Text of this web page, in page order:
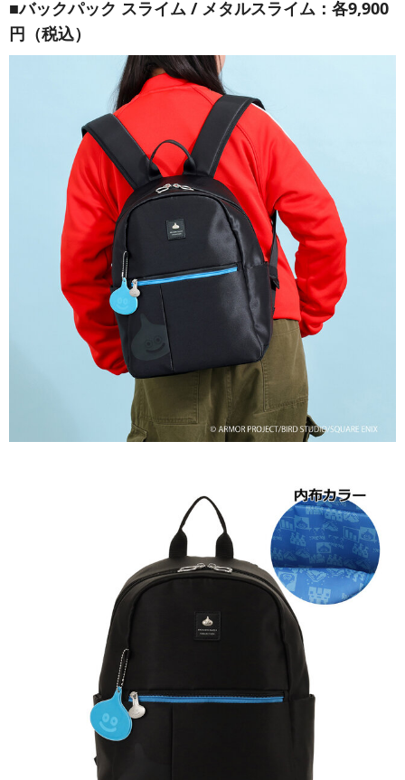
■バックパック スライム / メタルスライム：各9,900
円（税込）